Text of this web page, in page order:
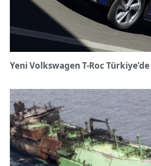
Yeni Volkswagen T-Roc Türkiye’de